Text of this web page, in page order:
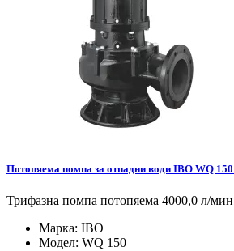
Потопяема помпа за отпадни води IBO WQ
Трифазна помпа потопяема 4000,0 л/
Марка: IBO
Модел: WQ 150